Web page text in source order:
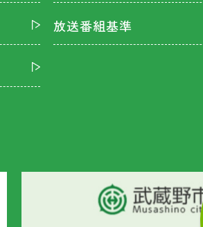
放送番組基準